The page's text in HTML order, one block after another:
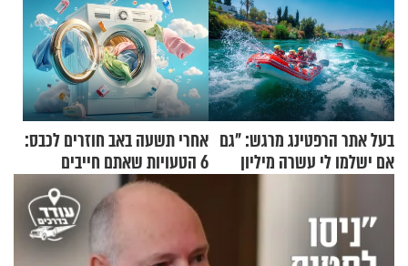
בעל אתר הרפטינג מרגש: "גם
אם ישלמו לי עשרה מיליון
אחרי תשעה באב חוזרים לכבס:
6 הטעויות שאתם חייבים
להפסיק לעשות